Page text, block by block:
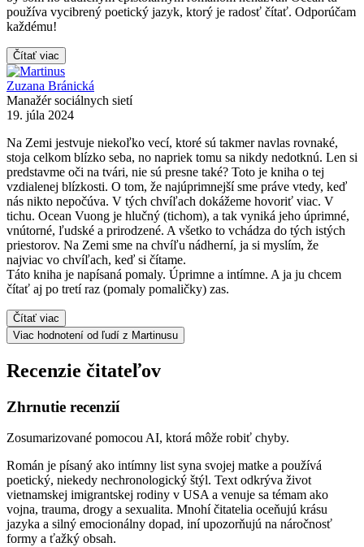
používa vycibrený poetický jazyk, ktorý je radosť čítať. Odporúčam
každému!
Čítať viac
Zuzana Bránická
Manažér sociálnych sietí
19. júla 2024
Na Zemi jestvuje niekoľko vecí, ktoré sú takmer navlas rovnaké,
stoja celkom blízko seba, no napriek tomu sa nikdy nedotknú. Len si
predstavme oči na tvári, nie sú presne také? Toto je kniha o tej
vzdialenej blízkosti. O tom, že najúprimnejší sme práve vtedy, keď
nás nikto nepočúva. V tých chvíľach dokážeme hovoriť viac. V
tichu. Ocean Vuong je hlučný (tichom), a tak vyniká jeho úprimné,
vnútorné, ľudské a prirodzené. A všetko to vchádza do tých istých
priestorov. Na Zemi sme na chvíľu nádherní, ja si myslím, že
najviac vo chvíľach, keď si čítame.
Táto kniha je napísaná pomaly. Úprimne a intímne. A ja ju chcem
čítať aj po tretí raz (pomaly pomaličky) zas.
Čítať viac
Viac hodnotení od ľudí z Martinusu
Recenzie čitateľov
Zhrnutie recenzií
Zosumarizované pomocou AI, ktorá môže robiť chyby.
Román je písaný ako intímny list syna svojej matke a používá
poetický, niekedy nechronologický štýl. Text odkrýva život
vietnamskej imigrantskej rodiny v USA a venuje sa témam ako
vojna, trauma, drogy a sexualita. Mnohí čitatelia oceňujú krásu
jazyka a silný emocionálny dopad, iní upozorňujú na náročnosť
formy a ťažký obsah.